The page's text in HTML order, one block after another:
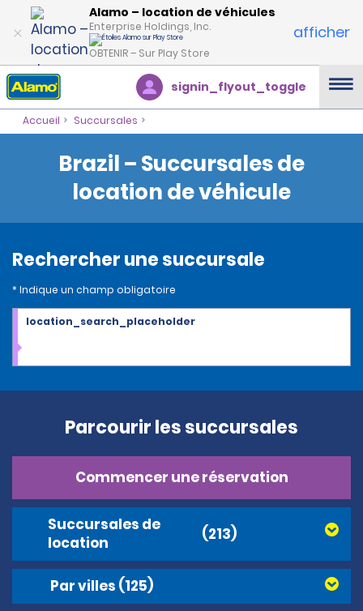
Alamo – location de véhicules
Enterprise Holdings, Inc.
OBTENIR – Sur Play Store
afficher
signin_flyout_toggle
Accueil Succursales
Brazil – Succursales de
location de véhicule
Rechercher une succursale
* Indique un champ obligatoire
location_search_placeholder
Parcourir les succursales
Commencer une réservation
Succursales de
location
(213)
Par villes (125)